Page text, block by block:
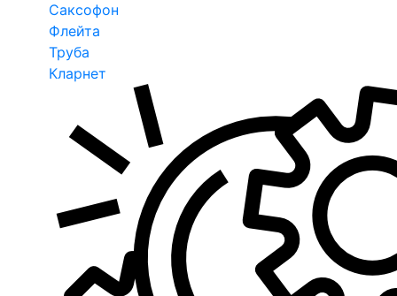
Саксофон
Флейта
Труба
Кларнет